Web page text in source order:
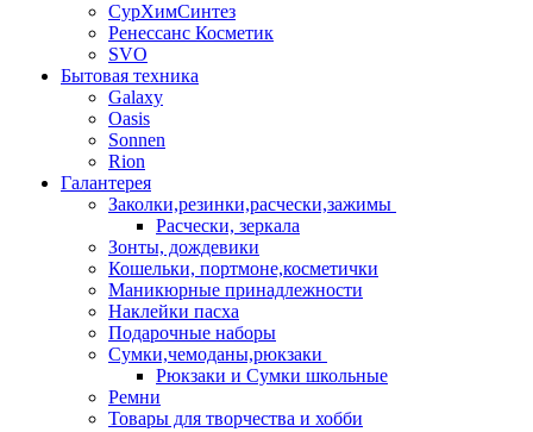
СурХимСинтез
Ренессанс Косметик
SVO
Бытовая техника
Galaxy
Oasis
Sonnen
Rion
Галантерея
Заколки,резинки,расчески,зажимы
Расчески, зеркала
Зонты, дождевики
Кошельки, портмоне,косметички
Маникюрные принадлежности
Наклейки пасха
Подарочные наборы
Сумки,чемоданы,рюкзаки
Рюкзаки и Сумки школьные
Ремни
Товары для творчества и хобби